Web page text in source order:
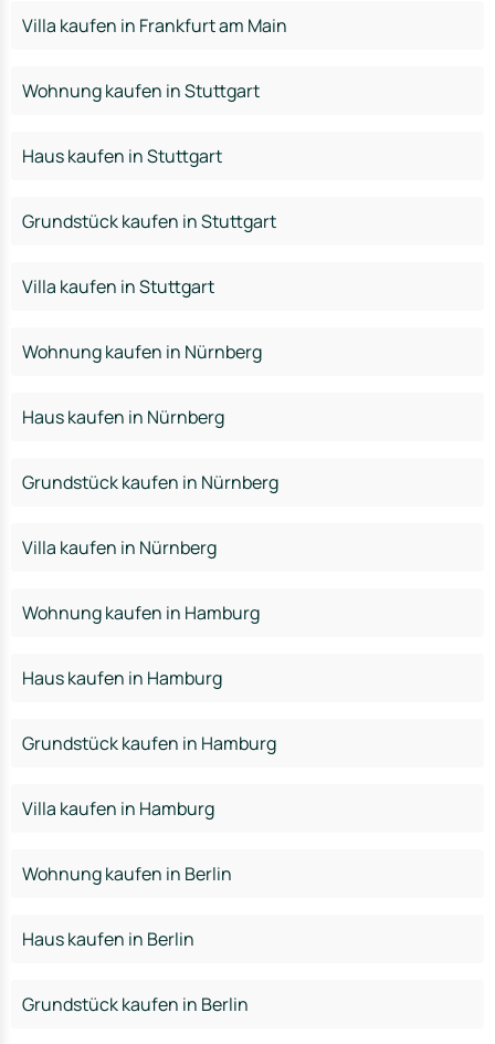
Villa kaufen in Frankfurt am Main
Wohnung kaufen in Stuttgart
Haus kaufen in Stuttgart
Grundstück kaufen in Stuttgart
Villa kaufen in Stuttgart
Wohnung kaufen in Nürnberg
Haus kaufen in Nürnberg
Grundstück kaufen in Nürnberg
Villa kaufen in Nürnberg
Wohnung kaufen in Hamburg
Haus kaufen in Hamburg
Grundstück kaufen in Hamburg
Villa kaufen in Hamburg
Wohnung kaufen in Berlin
Haus kaufen in Berlin
Grundstück kaufen in Berlin